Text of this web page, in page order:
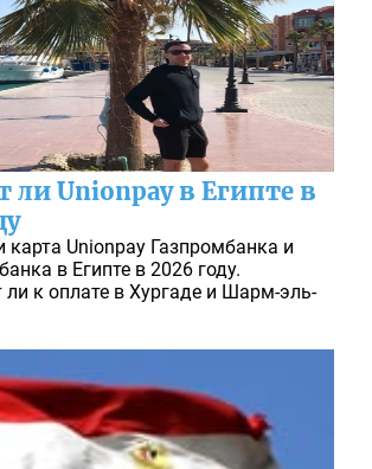
ли Unionpay в Египте в
карта Unionpay Газпромбанка и
в Египте в 2026 году.
к оплате в Хургаде и Шарм-эль-